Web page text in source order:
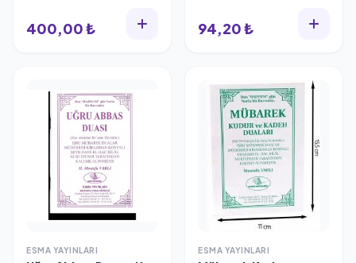
400,00 ₺ 94,20 ₺
ESMA YAYINLARI ESMA YAYINLARI